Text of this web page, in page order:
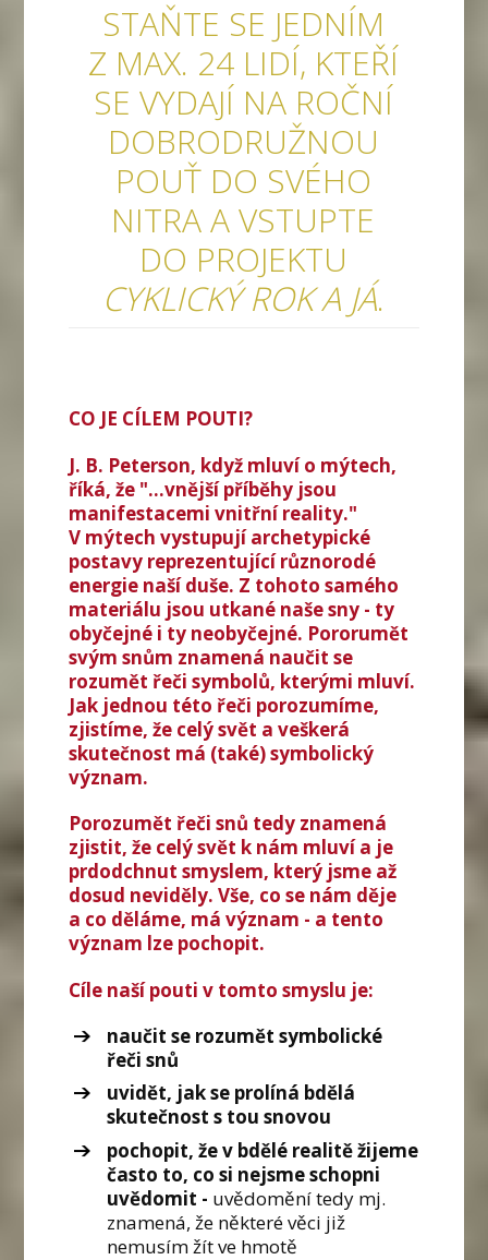
STAŇTE SE JEDNÍM
Z MAX. 24 LIDÍ, KTEŘÍ
SE VYDAJÍ NA ROČNÍ
DOBRODRUŽNOU
POUŤ DO SVÉHO
NITRA A VSTUPTE
DO PROJEKTU
CYKLICKÝ ROK A JÁ.
CO JE CÍLEM POUTI?
J. B. Peterson, když mluví o mýtech,
říká, že "...vnější příběhy jsou
manifestacemi vnitřní reality."
V mýtech vystupují archetypické
postavy reprezentující různorodé
energie naší duše. Z tohoto samého
materiálu jsou utkané naše sny - ty
obyčejné i ty neobyčejné. Pororumět
svým snům znamená naučit se
rozumět řeči symbolů, kterými mluví.
Jak jednou této řeči porozumíme,
zjistíme, že celý svět a veškerá
skutečnost má (také) symbolický
význam.
Porozumět řeči snů tedy znamená
zjistit, že celý svět k nám mluví a je
prdodchnut smyslem, který jsme až
dosud neviděly. Vše, co se nám děje
a co děláme, má význam - a tento
význam lze pochopit.
Cíle naší pouti v tomto smyslu je:
naučit se rozumět symbolické
řeči snů
uvidět, jak se prolíná bdělá
skutečnost s tou snovou
pochopit, že v bdělé realitě žijeme
často to, co si nejsme schopni
uvědomit - uvědomění tedy mj.
znamená, že některé věci již
nemusím žít ve hmotě